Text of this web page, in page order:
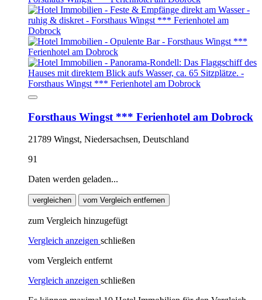
Forsthaus Wingst *** Ferienhotel am Dobrock
21789 Wingst, Niedersachsen, Deutschland
91
Daten werden geladen...
vergleichen vom Vergleich entfernen
zum Vergleich hinzugefügt
Vergleich anzeigen schließen
vom Vergleich entfernt
Vergleich anzeigen schließen